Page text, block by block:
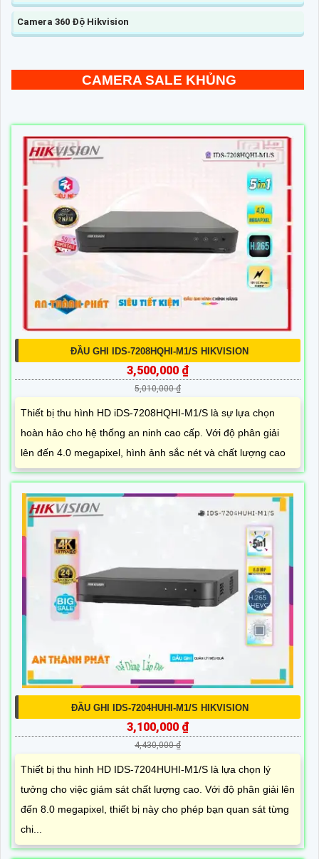
Camera 360 Độ Hikvision
CAMERA SALE KHỦNG
ĐẦU GHI IDS-7208HQHI-M1/S HIKVISION
3,500,000 ₫
5,010,000 ₫
Thiết bị thu hình HD iDS-7208HQHI-M1/S là sự lựa chọn
hoàn hảo cho hệ thống an ninh cao cấp. Với độ phân giải
lên đến 4.0 megapixel, hình ảnh sắc nét và chất lượng cao
ĐẦU GHI IDS-7204HUHI-M1/S HIKVISION
3,100,000 ₫
4,430,000 ₫
Thiết bị thu hình HD IDS-7204HUHI-M1/S là lựa chọn lý
tưởng cho việc giám sát chất lượng cao. Với độ phân giải lên
đến 8.0 megapixel, thiết bị này cho phép bạn quan sát từng
chi...